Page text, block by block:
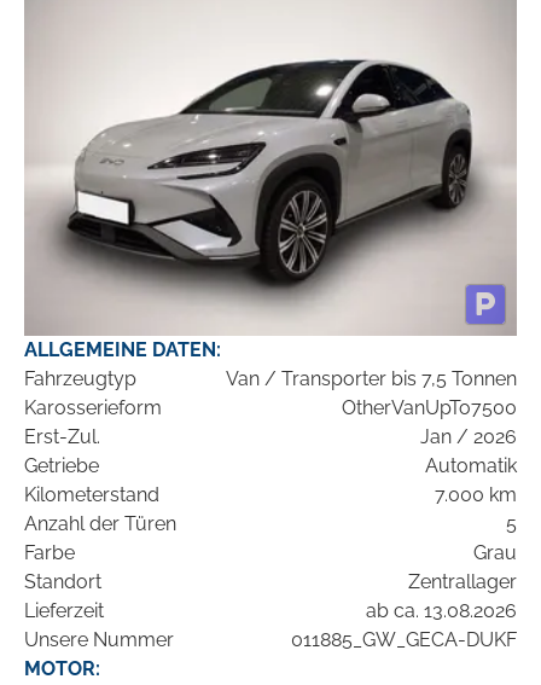
ALLGEMEINE DATEN:
Fahrzeugtyp
Van / Transporter bis 7,5 Tonnen
Karosserieform
OtherVanUpTo7500
Erst-Zul.
Jan / 2026
Getriebe
Automatik
Kilometerstand
7.000 km
Anzahl der Türen
5
Farbe
Grau
Standort
Zentrallager
Lieferzeit
ab ca. 13.08.2026
Unsere Nummer
011885_GW_GECA-DUKF
MOTOR: